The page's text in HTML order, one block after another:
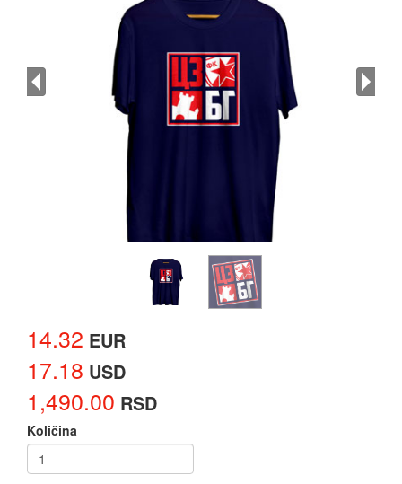
14.32 EUR
17.18 USD
1,490.00 RSD
Količina